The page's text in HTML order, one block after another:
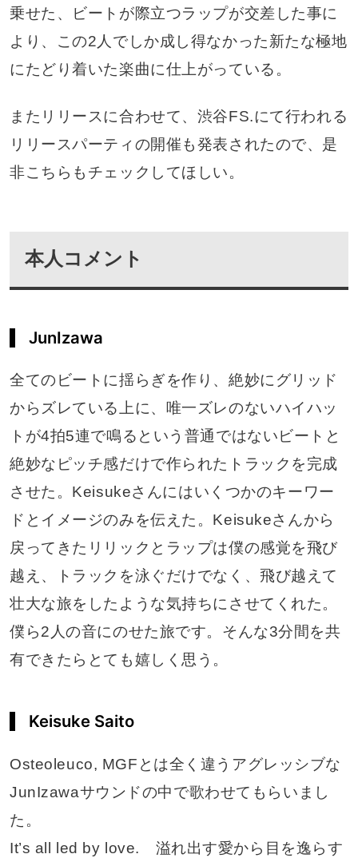
乗せた、ビートが際立つラップが交差した事に
より、この2人でしか成し得なかった新たな極地
にたどり着いた楽曲に仕上がっている。
またリリースに合わせて、渋谷FS.にて行われる
リリースパーティの開催も発表されたので、是
非こちらもチェックしてほしい。
本人コメント
JunIzawa
全てのビートに揺らぎを作り、絶妙にグリッド
からズレている上に、唯一ズレのないハイハッ
トが4拍5連で鳴るという普通ではないビートと
絶妙なピッチ感だけで作られたトラックを完成
させた。Keisukeさんにはいくつかのキーワー
ドとイメージのみを伝えた。Keisukeさんから
戻ってきたリリックとラップは僕の感覚を飛び
越え、トラックを泳ぐだけでなく、飛び越えて
壮大な旅をしたような気持ちにさせてくれた。
僕ら2人の音にのせた旅です。そんな3分間を共
有できたらとても嬉しく思う。
Keisuke Saito
Osteoleuco, MGFとは全く違うアグレッシブな
JunIzawaサウンドの中で歌わせてもらいまし
た。
It’s all led by love. 溢れ出す愛から目を逸らす